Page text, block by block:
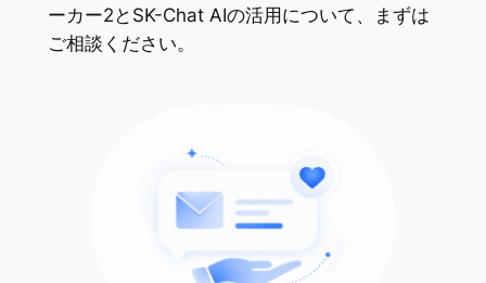
ーカー2とSK-Chat AIの活用について、まずは
ご相談ください。